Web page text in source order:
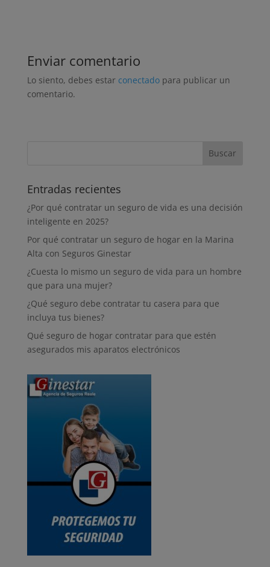
Enviar comentario
Lo siento, debes estar conectadopara publicar un
comentario.
Entradas recientes
¿Por qué contratar un seguro de vida es una decisión
inteligente en 2025?
Por qué contratar un seguro de hogar en la Marina
Alta con Seguros Ginestar
¿Cuesta lo mismo un seguro de vida para un hombre
que para una mujer?
¿Qué seguro debe contratar tu casera para que
incluya tus bienes?
Qué seguro de hogar contratar para que estén
asegurados mis aparatos electrónicos